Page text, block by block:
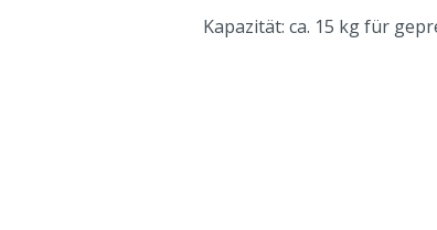
Kapazität: ca. 15 kg für